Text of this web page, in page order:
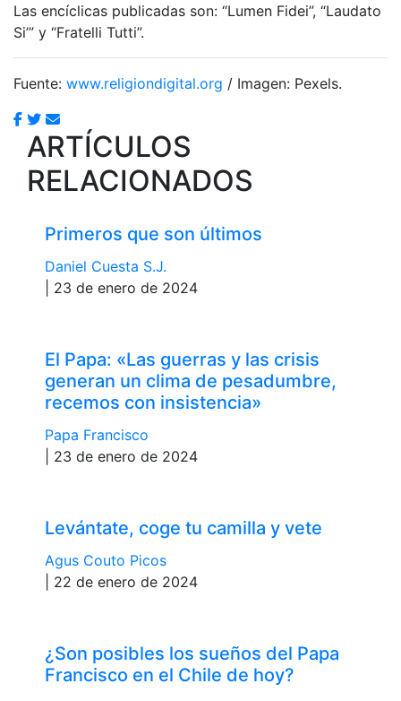
Las encíclicas publicadas son: “Lumen Fidei”, “Laudato
Si’” y “Fratelli Tutti”.
Fuente: www.religiondigital.org / Imagen: Pexels.
ARTÍCULOS
RELACIONADOS
Primeros que son últimos
Daniel Cuesta S.J.
| 23 de enero de 2024
El Papa: «Las guerras y las crisis
generan un clima de pesadumbre,
recemos con insistencia»
Papa Francisco
| 23 de enero de 2024
Levántate, coge tu camilla y vete
Agus Couto Picos
| 22 de enero de 2024
¿Son posibles los sueños del Papa
Francisco en el Chile de hoy?